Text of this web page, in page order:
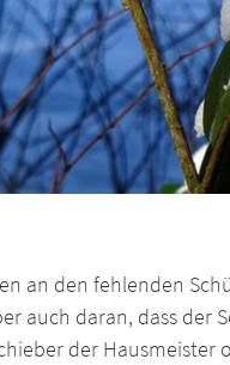
an den fehlenden
auch daran, dass der
der Hausmeister